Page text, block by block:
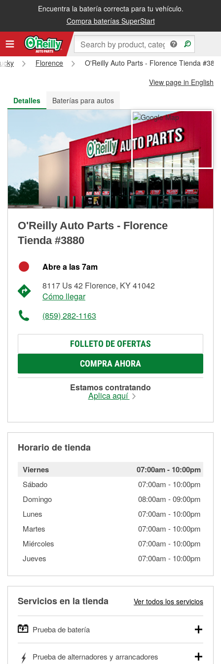
Encuentra la batería correcta para tu vehículo.
Compra baterías SuperStart
Recibe tu orden gratis al día siguiente o recógela en la tienda
Florence
O'Reilly Auto Parts - Florence Tienda
View page in English
Detalles
Baterías para autos
O'Reilly Auto Parts - Florence
Tienda #3880
Abre a las 7am
8117 Us 42 Florence, KY 41042
Cómo llegar
(859) 282-1163
FOLLETO DE OFERTAS
COMPRA AHORA
Estamos contratando
Aplica aquí
Horario de tienda
Viernes 07:00am- 10:00pm
Sábado 07:00am - 10:00pm
Domingo
08:00am -09:00pm
Lunes
07:00am - 10:00pm
Martes
07:00am - 10:00pm
Miércoles
07:00am - 10:00pm
Jueves
07:00am - 10:00pm
Servicios en la tienda Ver todos los servicios
Prueba de batería
autos, camionetas, SUVs, vehículos comerciales y
Prueba de alternadores y arrancadores